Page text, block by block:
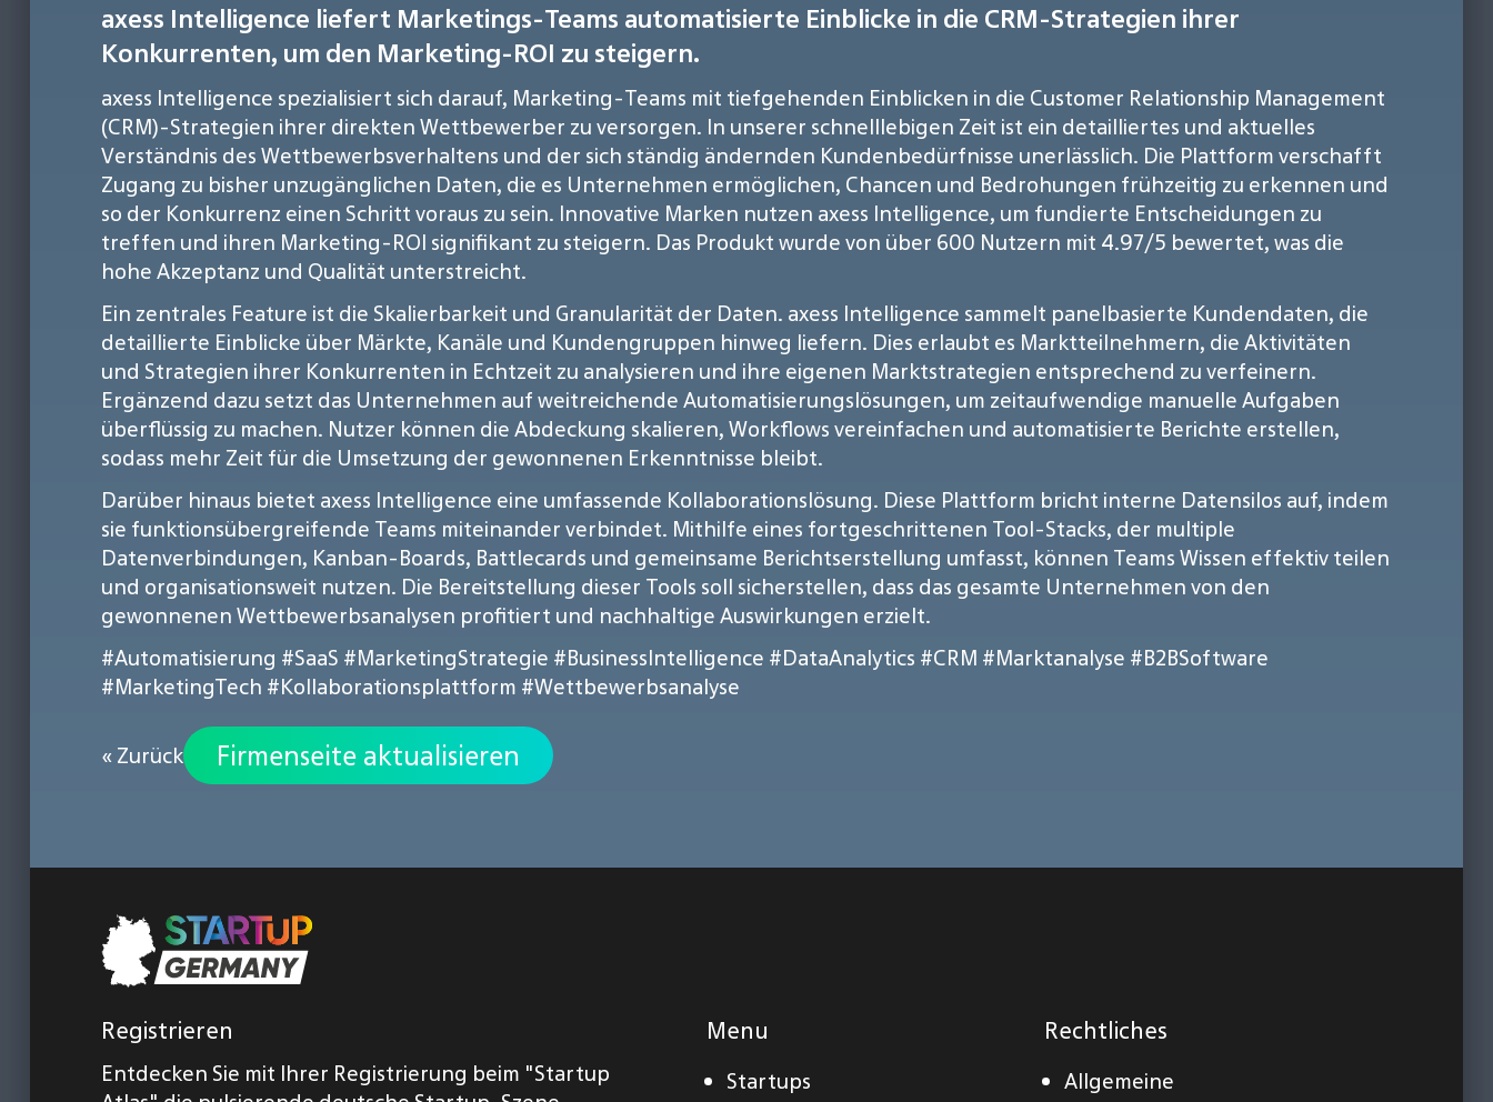
axess Intelligence liefert Marketings-Teams automatisierte Einblicke in die CRM-Strategien ihrer
Konkurrenten, um den Marketing-ROI zu steigern.
axess Intelligence spezialisiert sich darauf, Marketing-Teams mit tiefgehenden Einblicken in die Customer Relationship Management
(CRM)-Strategien ihrer direkten Wettbewerber zu versorgen. In unserer schnelllebigen Zeit ist ein detailliertes und aktuelles
Verständnis des Wettbewerbsverhaltens und der sich ständig ändernden Kundenbedürfnisse unerlässlich. Die Plattform verschafft
Zugang zu bisher unzugänglichen Daten, die es Unternehmen ermöglichen, Chancen und Bedrohungen frühzeitig zu erkennen und
so der Konkurrenz einen Schritt voraus zu sein. Innovative Marken nutzen axess Intelligence, um fundierte Entscheidungen zu
treffen und ihren Marketing-ROI signifikant zu steigern. Das Produkt wurde von über 600 Nutzern mit 4.97/5 bewertet, was die
hohe Akzeptanz und Qualität unterstreicht.
Ein zentrales Feature ist die Skalierbarkeit und Granularität der Daten. axess Intelligence sammelt panelbasierte Kundendaten, die
detaillierte Einblicke über Märkte, Kanäle und Kundengruppen hinweg liefern. Dies erlaubt es Marktteilnehmern, die Aktivitäten
und Strategien ihrer Konkurrenten in Echtzeit zu analysieren und ihre eigenen Marktstrategien entsprechend zu verfeinern.
Ergänzend dazu setzt das Unternehmen auf weitreichende Automatisierungslösungen, um zeitaufwendige manuelle Aufgaben
überflüssig zu machen. Nutzer können die Abdeckung skalieren, Workflows vereinfachen und automatisierte Berichte erstellen,
sodass mehr Zeit für die Umsetzung der gewonnenen Erkenntnisse bleibt.
Darüber hinaus bietet axess Intelligence eine umfassende Kollaborationslösung. Diese Plattform bricht interne Datensilos auf, indem
sie funktionsübergreifende Teams miteinander verbindet. Mithilfe eines fortgeschrittenen Tool-Stacks, der multiple
Datenverbindungen, Kanban-Boards, Battlecards und gemeinsame Berichtserstellung umfasst, können Teams Wissen effektiv teilen
und organisationsweit nutzen. Die Bereitstellung dieser Tools soll sicherstellen, dass das gesamte Unternehmen von den
gewonnenen Wettbewerbsanalysen profitiert und nachhaltige Auswirkungen erzielt.
#Automatisierung #SaaS #MarketingStrategie #BusinessIntelligence #DataAnalytics #CRM #Marktanalyse #B2BSoftware
#MarketingTech #Kollaborationsplattform #Wettbewerbsanalyse
« Zurück Firmenseite aktualisieren
Registrieren
Entdecken Sie mit Ihrer Registrierung beim "Startup
Menu
Startups
Rechtliches
Allgemeine